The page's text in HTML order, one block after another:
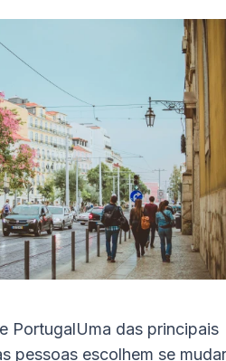
PortugalUma das principais
pessoas escolhem se mudar